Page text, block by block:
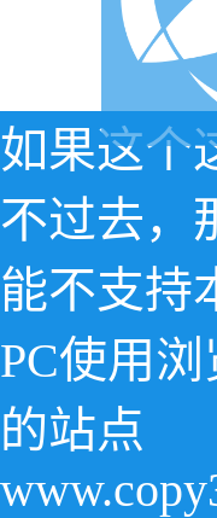
如果这个
不过去，
能不支持
PC使用
的站点